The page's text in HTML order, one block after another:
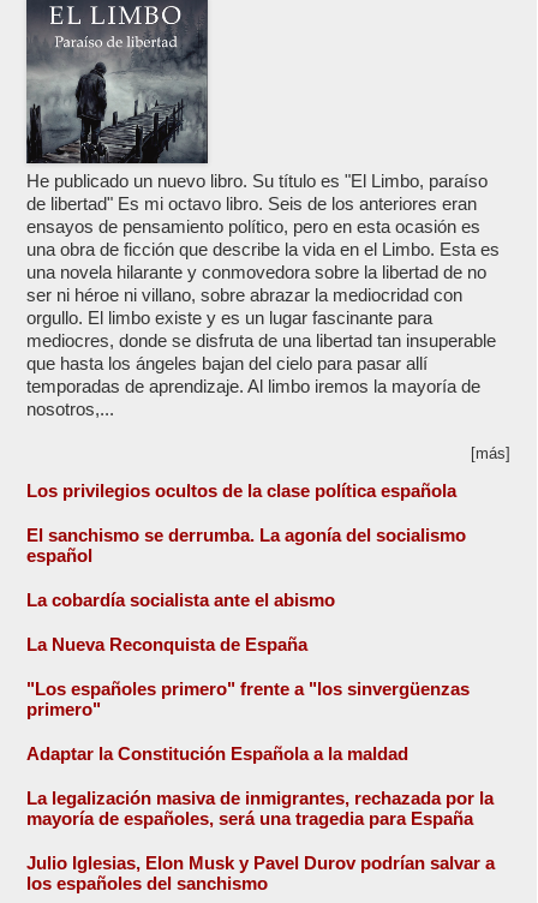
He publicado un nuevo libro. Su título es "El Limbo, paraíso
de libertad" Es mi octavo libro. Seis de los anteriores eran
ensayos de pensamiento político, pero en esta ocasión es
una obra de ficción que describe la vida en el Limbo. Esta es
una novela hilarante y conmovedora sobre la libertad de no
ser ni héroe ni villano, sobre abrazar la mediocridad con
orgullo. El limbo existe y es un lugar fascinante para
mediocres, donde se disfruta de una libertad tan insuperable
que hasta los ángeles bajan del cielo para pasar allí
temporadas de aprendizaje. Al limbo iremos la mayoría de
nosotros,...
[más]
Los privilegios ocultos de la clase política española
El sanchismo se derrumba. La agonía del socialismo
español
La cobardía socialista ante el abismo
La Nueva Reconquista de España
"Los españoles primero" frente a "los sinvergüenzas
primero"
Adaptar la Constitución Española a la maldad
La legalización masiva de inmigrantes, rechazada por la
mayoría de españoles, será una tragedia para España
Julio Iglesias, Elon Musk y Pavel Durov podrían salvar a
los españoles del sanchismo